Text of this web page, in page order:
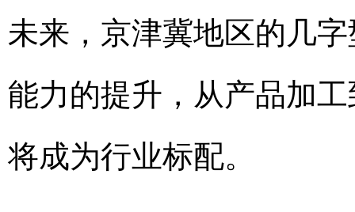
未来，京津冀地区的几
能力的提升，从产品加
将成为行业标配。